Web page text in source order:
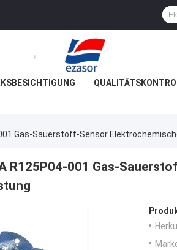
Gas-Sauerstoff-Sensor
R125P04-001 Gas-